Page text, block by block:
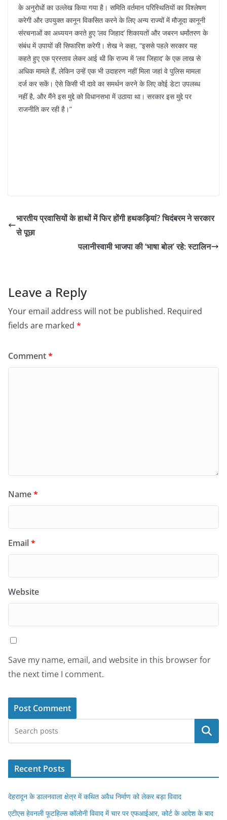
के अनुरोधों का उल्लेख किया गया है। समिति वर्तमान परिस्थितियों का विश्लेषण
करेगी और उपयुक्त कानून विकसित करने के लिए अन्य राज्यों में मौजूदा कानूनी
संरचनाओं का अध्ययन करते हुए ‘लव जिहाद’ शिकायतों और जबरन धर्मांतरण के
संबंध में उपायों की सिफारिश करेगी। शेख ने कहा, “इससे पहले सरकार यह
कहते हुए एक प्रस्ताव लेकर आई थी कि राज्य में ‘लव जिहाद’ के एक लाख से
अधिक मामले हैं, लेकिन उन्हें एक भी उदाहरण नहीं मिला जहां वे पुलिस मामला
दर्ज कर सकें। ऐसे किसी भी दावे का समर्थन करने के लिए कोई डेटा उपलब्ध
नहीं है, और मैंने इस मुद्दे को विधानसभा में उठाया था। सरकार इस मुद्दे पर
राजनीति कर रही है।”
भारतीय प्रवासियों के हाथों में फिर होंगी हथकड़ियां? चिदंबरम ने सरकार
से पूछा
पलानीस्वामी भाजपा की ‘भाषा बोल’ रहे: स्टालिन
Leave a Reply
Your email address will not be published. Required
fields are marked *
Comment*
Name*
Email*
Website
Save my name, email, and website in this browser for
the next time I comment.
Search
Recent Posts
देहरादून के डालनवाला क्षेत्र में कथित अवैध निर्माण को लेकर बड़ा विवाद
एटीएस हेवनली फूटहिल्स कॉलोनी विवाद में चार पर एफआईआर, कोर्ट के आदेश के बाद